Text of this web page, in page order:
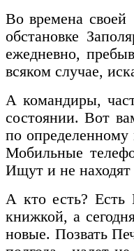
Во времена своей
обстановке
ежедневно,
всяком случае,
А командиры,
состоянии. Вот
по
Мобильные
Ищут и не
А кто есть? Есть
книжкой, а
новые. Позвать